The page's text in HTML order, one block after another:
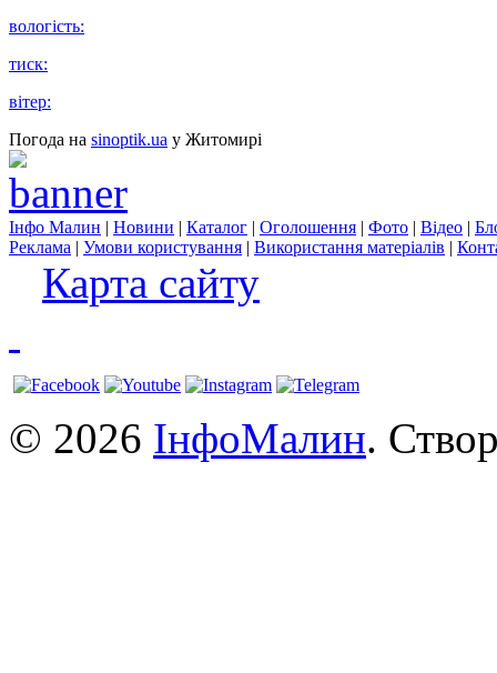
вологість:
тиск:
вітер:
Погода на sinoptik.ua у Житомирі
Інфо Малин | Новини | Каталог | Оголошення | Фото | Відео |
Реклама | Умови користування | Використання матеріалів |
Карта сайту
© 2026 ІнфоМалин.